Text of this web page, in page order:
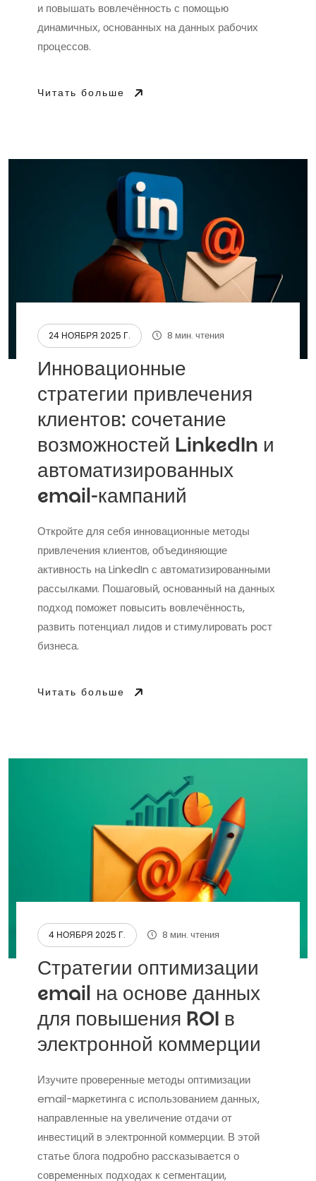
и повышать вовлечённость с помощью
динамичных, основанных на данных рабочих
процессов.
Читать больше
24 НОЯБРЯ 2025 Г. 8 мин. чтения
Инновационные
стратегии привлечения
клиентов: сочетание
возможностей LinkedIn и
автоматизированных
email-кампаний
Откройте для себя инновационные методы
привлечения клиентов, объединяющие
активность на LinkedIn с автоматизированными
рассылками. Пошаговый, основанный на данных
подход поможет повысить вовлечённость,
развить потенциал лидов и стимулировать рост
бизнеса.
Читать больше
4 НОЯБРЯ 2025 Г. 8 мин. чтения
Стратегии оптимизации
email на основе данных
для повышения ROI в
электронной коммерции
Изучите проверенные методы оптимизации
email-маркетинга с использованием данных,
направленные на увеличение отдачи от
инвестиций в электронной коммерции. В этой
статье блога подробно рассказывается о
современных подходах к сегментации,